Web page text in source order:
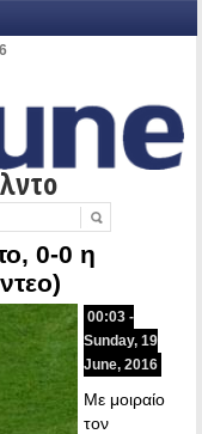
0-0 η
00:03 -
Sunday, 19
June, 2016
Με μοιραίο
τον